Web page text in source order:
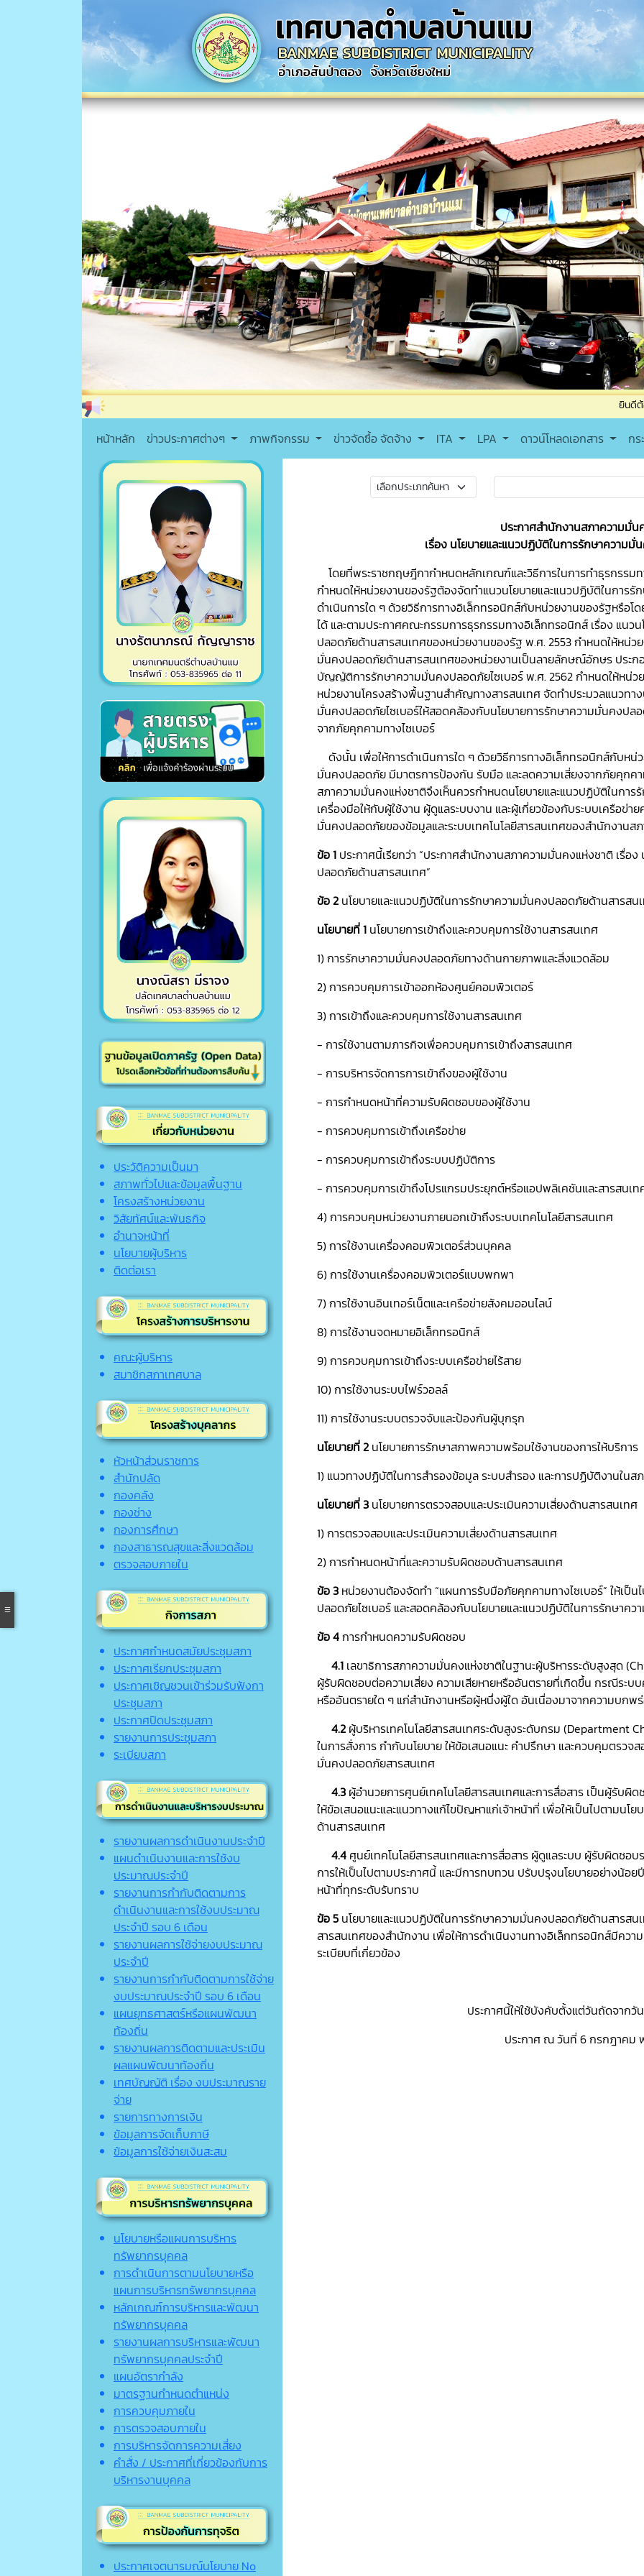
ยินดีต้อนรับเข้าสู่เ
หน้าหลัก ข่าวประกาศต่างๆ ภาพกิจกรรม ข่าวจัดซื้อ จัดจ้าง ITA LPA ดาวน์โหลดเอกสาร ก
ประวัติความเป็นมา
สภาพทั่วไปและข้อมูลพื้นฐาน
โครงสร้างหน่วยงาน
วิสัยทัศน์และพันธกิจ
อำนาจหน้าที่
นโยบายผู้บริหาร
ติดต่อเรา
คณะผู้บริหาร
สมาชิกสภาเทศบาล
หัวหน้าส่วนราชการ
สำนักปลัด
กองคลัง
กองช่าง
กองการศึกษา
กองสาธารณสุขและสิ่งแวดล้อม
ตรวจสอบภายใน
ประกาศกำหนดสมัยประชุมสภา
ประกาศเรียกประชุมสภา
ประกาศเชิญชวนเข้าร่วมรับฟังกา
ประชุมสภา
ประกาศปิดประชุมสภา
รายงานการประชุมสภา
ระเบียบสภา
รายงานผลการดำเนินงานประจำปี
แผนดำเนินงานและการใช้งบ
ประมาณประจำปี
รายงานการกำกับติดตามการ
ดำเนินงานและการใช้งบประมาณ
ประจำปี รอบ 6 เดือน
รายงานผลการใช้จ่ายงบประมาณ
ประจำปี
รายงานการกำกับติดตามการใช้จ่าย
งบประมาณประจำปี รอบ 6 เดือน
แผนยุทธศาสตร์หรือแผนพัฒนา
ท้องถิ่น
รายงานผลการติดตามและประเมิน
ผลแผนพัฒนาท้องถิ่น
เทศบัญญัติ เรื่อง งบประมาณราย
จ่าย
รายการทางการเงิน
ข้อมูลการจัดเก็บภาษี
ข้อมูลการใช้จ่ายเงินสะสม
นโยบายหรือแผนการบริหาร
ทรัพยากรบุคคล
การดำเนินการตามนโยบายหรือ
แผนการบริหารทรัพยากรบุคคล
หลักเกณฑ์การบริหารและพัฒนา
ทรัพยากรบุคคล
รายงานผลการบริหารและพัฒนา
ทรัพยากรบุคคลประจำปี
แผนอัตรากำลัง
มาตรฐานกำหนดตำแหน่ง
การควบคุมภายใน
การตรวจสอบภายใน
การบริหารจัดการความเสี่ยง
คำสั่ง / ประกาศที่เกี่ยวข้องกับการ
บริหารงานบุคคล
ประกาศเจตนารมณ์นโยบาย No
ประกาศสำนักงานสภาความมั่น
เรื่อง นโยบายและแนวปฏิบัติในการรักษาความ
โดยที่พระราชกฤษฎีกากำหนดหลักเกณฑ์และวิธีการในการทำธุรกรรม
กำหนดให้หน่วยงานของรัฐต้องจัดทำแนวนโยบายและแนวปฏิบัติในการ
ดำเนินการใด ๆ ด้วยวิธีการทางอิเล็กทรอนิกส์กับหน่วยงานของรัฐหรือ
ได้ และตามประกาศคณะกรรมการธุรกรรมทางอิเล็กทรอนิกส์ เรื่อง แน
ปลอดภัยด้านสารสนเทศของหน่วยงานของรัฐ พ.ศ. 2553 กำหนดให้หน่ว
มั่นคงปลอดภัยด้านสารสนเทศของหน่วยงานเป็นลายลักษณ์อักษร ประก
บัญญัติการรักษาความมั่นคงปลอดภัยไซเบอร์ พ.ศ. 2562 กำหนดให้หน่
หน่วยงานโครงสร้างพื้นฐานสำคัญทางสารสนเทศ จัดทำประมวลแนวท
มั่นคงปลอดภัยไซเบอร์ให้สอดคล้องกับนโยบายการรักษาความมั่นคงปล
จากภัยคุกคามทางไซเบอร์
ดังนั้น เพื่อให้การดำเนินการใด ๆ ด้วยวิธีการทางอิเล็กทรอนิกส์กับห
มั่นคงปลอดภัย มีมาตรการป้องกัน รับมือ และลดความเสี่ยงจากภัยคุกค
สภาความมั่นคงแห่งชาติจึงเห็นควรกำหนดนโยบายและแนวปฏิบัติในกา
เครื่องมือให้กับผู้ใช้งาน ผู้ดูแลระบบงาน และผู้เกี่ยวข้องกับระบบเครือข่า
มั่นคงปลอดภัยของข้อมูลและระบบเทคโนโลยีสารสนเทศของสำนักงาน
ข้อ 1 ประกาศนี้เรียกว่า “ประกาศสำนักงานสภาความมั่นคงแห่งชาติ เรื่อ
ปลอดภัยด้านสารสนเทศ”
ข้อ 2 นโยบายและแนวปฏิบัติในการรักษาความมั่นคงปลอดภัยด้านสารสน
นโยบายที่ 1 นโยบายการเข้าถึงและควบคุมการใช้งานสารสนเทศ
1) การรักษาความมั่นคงปลอดภัยทางด้านกายภาพและสิ่งแวดล้อม
2) การควบคุมการเข้าออกห้องศูนย์คอมพิวเตอร์
3) การเข้าถึงและควบคุมการใช้งานสารสนเทศ
- การใช้งานตามภารกิจเพื่อควบคุมการเข้าถึงสารสนเทศ
- การบริหารจัดการการเข้าถึงของผู้ใช้งาน
- การกำหนดหน้าที่ความรับผิดชอบของผู้ใช้งาน
- การควบคุมการเข้าถึงเครือข่าย
- การควบคุมการเข้าถึงระบบปฏิบัติการ
- การควบคุมการเข้าถึงโปรแกรมประยุกต์หรือแอปพลิเคชันและสารสนเท
4) การควบคุมหน่วยงานภายนอกเข้าถึงระบบเทคโนโลยีสารสนเทศ
5) การใช้งานเครื่องคอมพิวเตอร์ส่วนบุคคล
6) การใช้งานเครื่องคอมพิวเตอร์แบบพกพา
7) การใช้งานอินเทอร์เน็ตและเครือข่ายสังคมออนไลน์
8) การใช้งานจดหมายอิเล็กทรอนิกส์
9) การควบคุมการเข้าถึงระบบเครือข่ายไร้สาย
10) การใช้งานระบบไฟร์วอลล์
11) การใช้งานระบบตรวจจับและป้องกันผู้บุกรุก
นโยบายที่ 2 นโยบายการรักษาสภาพความพร้อมใช้งานของการให้บริการ
1) แนวทางปฏิบัติในการสำรองข้อมูล ระบบสำรอง และการปฏิบัติงานในส
นโยบายที่ 3 นโยบายการตรวจสอบและประเมินความเสี่ยงด้านสารสนเทศ
1) การตรวจสอบและประเมินความเสี่ยงด้านสารสนเทศ
2) การกำหนดหน้าที่และความรับผิดชอบด้านสารสนเทศ
ข้อ 3 หน่วยงานต้องจัดทำ “แผนการรับมือภัยคุกคามทางไซเบอร์” ให้เ
ปลอดภัยไซเบอร์ และสอดคล้องกับนโยบายและแนวปฏิบัติในการรักษา
ข้อ 4การกำหนดความรับผิดชอบ
4.1 เลขาธิการสภาความมั่นคงแห่งชาติในฐานะผู้บริหารระดับสูงสุด
ผู้รับผิดชอบต่อความเสี่ยง ความเสียหายหรืออันตรายที่เกิดขึ้น กรณีระบ
หรืออันตรายใด ๆ แก่สำนักงานหรือผู้หนึ่งผู้ใด อันเนื่องมาจากความบกพ
4.2 ผู้บริหารเทคโนโลยีสารสนเทศระดับสูงระดับกรม (Department
ในการสั่งการ กำกับนโยบาย ให้ข้อเสนอแนะ คำปรึกษา และควบคุมตรว
มั่นคงปลอดภัยสารสนเทศ
4.3 ผู้อำนวยการศูนย์เทคโนโลยีสารสนเทศและการสื่อสาร เป็นผู้รั
ให้ข้อเสนอแนะและแนวทางแก้ไขปัญหาแก่เจ้าหน้าที่ เพื่อให้เป็นไปตามน
ด้านสารสนเทศ
4.4 ศูนย์เทคโนโลยีสารสนเทศและการสื่อสาร ผู้ดูแลระบบ ผู้รับผิดชอ
การให้เป็นไปตามประกาศนี้ และมีการทบทวน ปรับปรุงนโยบายอย่างน้อย
หน้าที่ทุกระดับรับทราบ
ข้อ 5 นโยบายและแนวปฏิบัติในการรักษาความมั่นคงปลอดภัยด้านสารสน
สารสนเทศของสำนักงาน เพื่อให้การดำเนินงานทางอิเล็กทรอนิกส์มีควา
ระเบียบที่เกี่ยวข้อง
ประกาศนี้ให้ใช้บังคับตั้งแต่วันถัดจากวั
ประกาศ ณ วันที่ 6 กรกฎาคม